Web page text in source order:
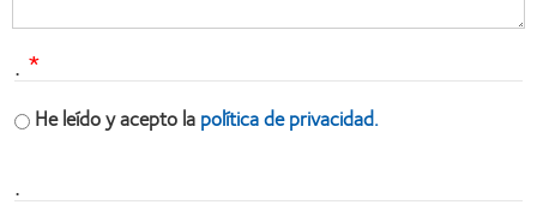
.
He leído y acepto lapolítica de privacidad.
.